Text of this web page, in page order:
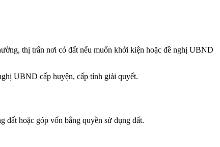
thị trấn nơi có đất nếu muốn khởi kiện hoặc đề nghị UBND
UBND cấp huyện, cấp tỉnh giải quyết.
đất hoặc góp vốn bằng quyền sử dụng đất.